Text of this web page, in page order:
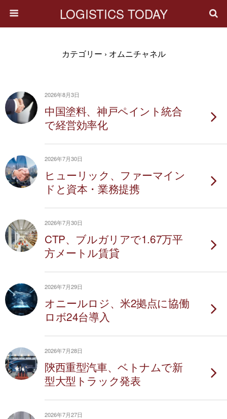
LOGISTICS TODAY
カテゴリー › オムニチャネル
2026年8月3日
中国塗料、神戸ペイント統合
で経営効率化
2026年7月30日
ヒューリック、ファーマイン
ドと資本・業務提携
2026年7月30日
CTP、ブルガリアで1.67万平
方メートル賃貸
2026年7月29日
オニールロジ、米2拠点に協働
ロボ24台導入
2026年7月28日
陝西重型汽車、ベトナムで新
型大型トラック発表
2026年7月27日